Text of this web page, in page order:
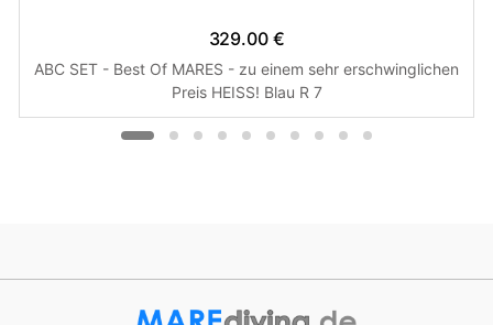
329.00 €
ABC SET - Best Of MARES - zu einem sehr erschwinglichen
Preis HEISS! Blau R 7